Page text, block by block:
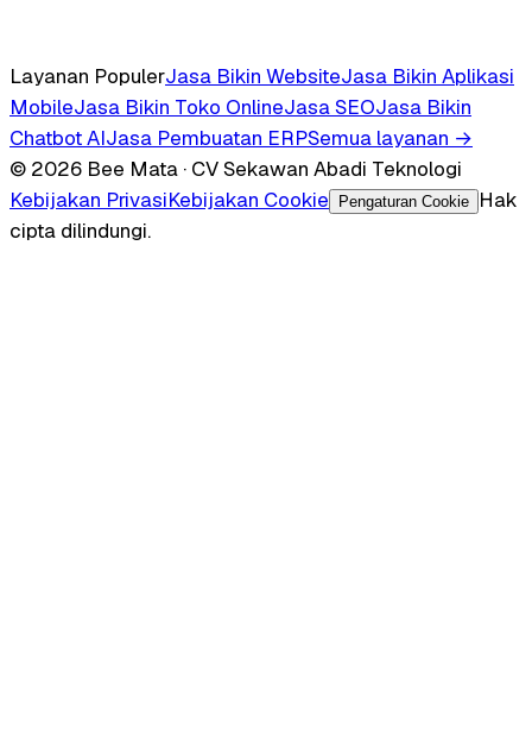
Layanan PopulerJasa Bikin WebsiteJasa Bikin Aplikasi
MobileJasa Bikin Toko OnlineJasa SEOJasa Bikin
Chatbot AIJasa Pembuatan ERPSemua layanan →
© 2026 Bee Mata · CV Sekawan Abadi Teknologi
Kebijakan PrivasiKebijakan Cookie Pengaturan Cookie
Hak
cipta dilindungi.